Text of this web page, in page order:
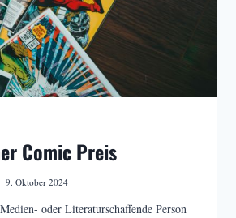
Comic Preis
9. Oktober 2024
oder Literaturschaffende Person